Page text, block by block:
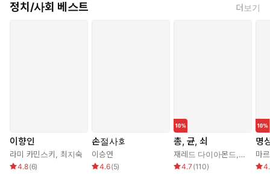
정치/사회 베스트 더보기
이향인
라미 카민스키, 최지숙
4.8(6)
손절사회
이승연
4.6(5)
총, 균, 쇠
재레드 다이아몬드, 강주헌
4.7 (110)
명